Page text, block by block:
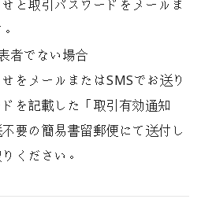
と取引パスワードをメールま
者でない場合
をメールまたはSMSでお送り
を記載した「取引有効通知
要の簡易書留郵便にて送付し
ください。